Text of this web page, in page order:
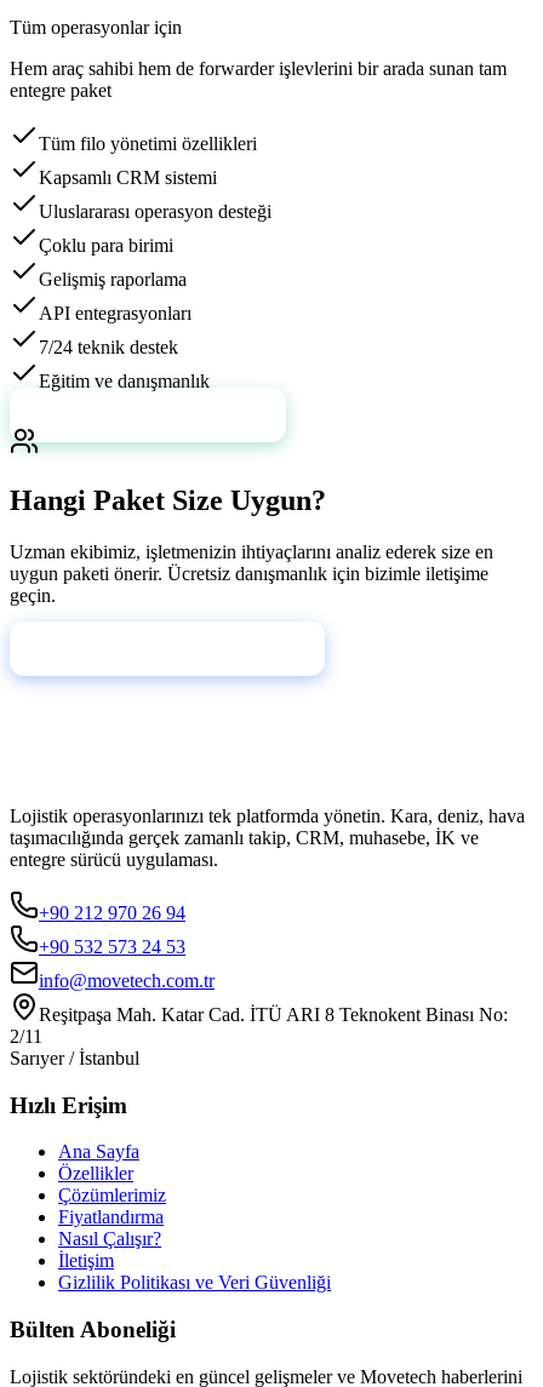
Tüm operasyonlar için
Hem araç sahibi hem de forwarder işlevlerini bir arada sunan tam
entegre paket
Tüm filo yönetimi özellikleri
Kapsamlı CRM sistemi
Uluslararası operasyon desteği
Çoklu para birimi
Gelişmiş raporlama
API entegrasyonları
7/24 teknik destek
Eğitim ve danışmanlık
Hangi Paket Size Uygun?
Uzman ekibimiz, işletmenizin ihtiyaçlarını analiz ederek size en
uygun paketi önerir. Ücretsiz danışmanlık için bizimle iletişime
geçin.
Lojistik operasyonlarınızı tek platformda yönetin. Kara, deniz, hava
taşımacılığında gerçek zamanlı takip, CRM, muhasebe, İK ve
entegre sürücü uygulaması.
+90 212 970 26 94
+90 532 573 24 53
info@movetech.com.tr
Reşitpaşa Mah. Katar Cad. İTÜ ARI 8 Teknokent Binası No:
2/11
Sarıyer / İstanbul
Hızlı Erişim
Ana Sayfa
Özellikler
Çözümlerimiz
Fiyatlandırma
Nasıl Çalışır?
İletişim
Gizlilik Politikası ve Veri Güvenliği
Bülten Aboneliği
Lojistik sektöründeki en güncel gelişmeler ve Movetech haberlerini